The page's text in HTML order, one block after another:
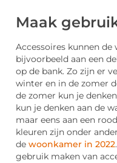
Maak
Accessoires kunnen
bijvoorbeeld aan een
op de bank. Zo zijn er
winter en in de zomer
de zomer kun je
kun je denken aan de
maar eens aan een
kleuren zijn onder
de woonkamer in 2022
gebruik maken van